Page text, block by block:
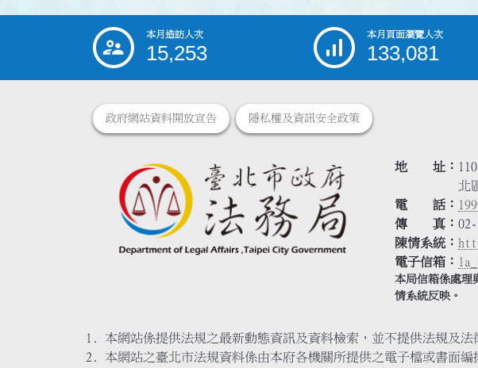
::: 本月造訪人次
15,253
本月頁面瀏覽人次
133,081
政府網站資料開放宣告 隱私權及資訊安全政策
地 址
北
電 話
傳 真
02-
陳情系統
電子信箱
本局信箱係處理
情系統反映。
本網站係提供法規之最新動態資訊及資料檢索，並不提供法規及
本網站之臺北市法規資料係由本府各機關所提供之電子檔或書面